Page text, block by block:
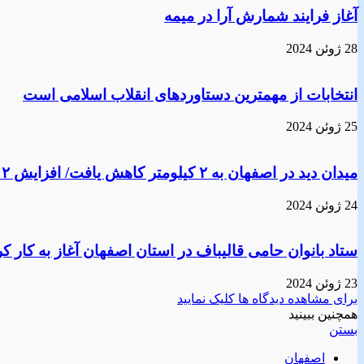
آغاز فرایند شمارش آرا در میمه
28 ژوئن 2024
انتخابات از مهمترین دستاوردهای انقلاب اسلامی است
25 ژوئن 2024
میدان دید در اصفهان به ۲ کیلومتر کاهش یافت/ افزایش ۲ درجه ای دما
24 ژوئن 2024
ستاد بانوان حامی قالیباف در استان اصفهان آغاز به کار
23 ژوئن 2024
برای مشاهده دیدگاه ها کلیک نمایید
همچنین ببینید
بستن
اصفهان